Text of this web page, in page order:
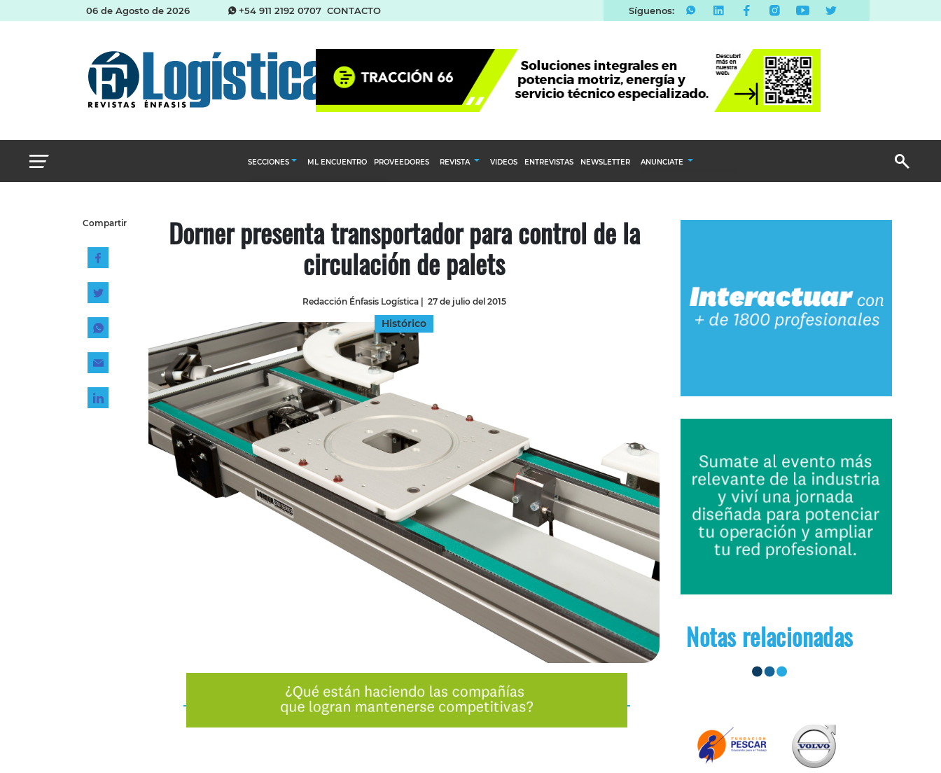
06 de Agosto de 2026 +54 911 2192 0707 CONTACTO Síguenos:
SECCIONES
Almacenes e inventarios
Cadena de Suministro del Agro
Logística y distribución
Management
Tecnología
Transporte
ML ENCUENTRO PROVEEDORES REVISTA VIDEOS ENTREVISTAS NEWSLETTER ANUNCIATE
Email Marketing
Compartir Dorner presenta transportador para control de la
circulación de palets
Redacción Énfasis Logística| 27 de julio del 2015
Histórico
Notas relacionadas